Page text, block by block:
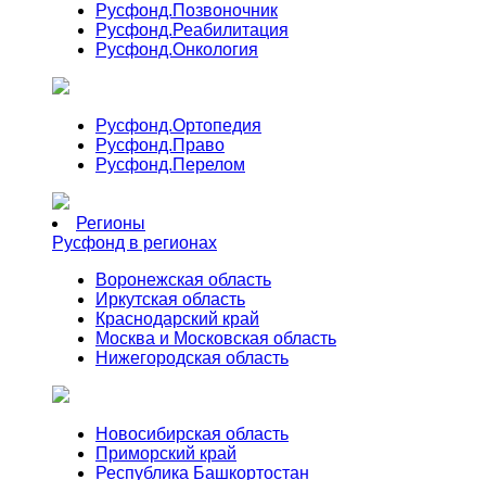
Русфонд.Позвоночник
Русфонд.Реабилитация
Русфонд.Онкология
Русфонд.Ортопедия
Русфонд.Право
Русфонд.Перелом
Регионы
Русфонд в регионах
Воронежская область
Иркутская область
Краснодарский край
Москва и Московская область
Нижегородская область
Новосибирская область
Приморский край
Республика Башкортостан